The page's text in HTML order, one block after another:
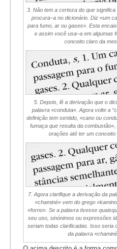
3. Não tem a certeza do que
procura–a no dicionário. Diz «um
para fumo, ar ou gases». Esta
e assim você usa–a em algumas
conceito claro da
5. Depois, lê a derivação que o
palavra «conduta». Agora volte a
definição tem sentido, «cano ou
fumaça que resulta da
orações até ter um conceito
7. Agora clarifique a derivação da
«chaminé» vem do grego
«forno». Se a palavra tivesse
seu uso, sinónimos ou expressões
seriam todas clarificadas. Isso seria
da palavra